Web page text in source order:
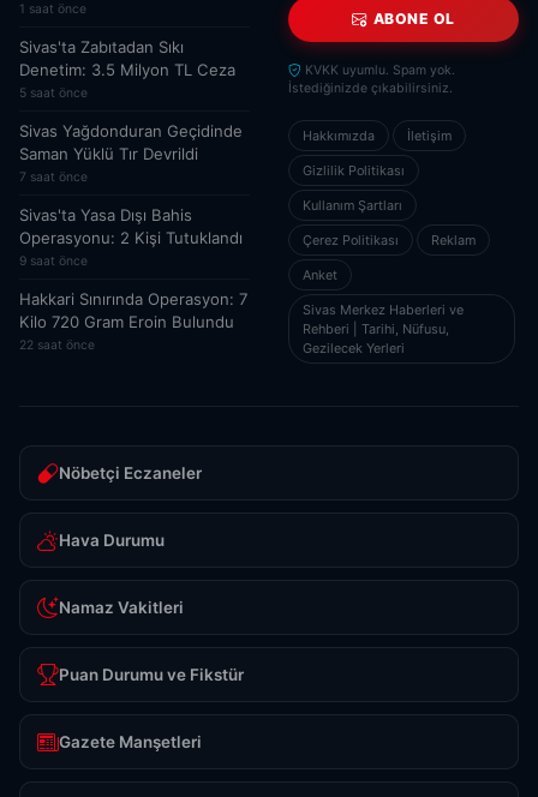
1 saat önce
Sivas'ta Zabıtadan Sıkı
Denetim: 3.5 Milyon TL Ceza
5 saat önce
Sivas Yağdonduran Geçidinde
Saman Yüklü Tır Devrildi
7 saat önce
Sivas'ta Yasa Dışı Bahis
Operasyonu: 2 Kişi Tutuklandı
9 saat önce
Hakkari Sınırında Operasyon: 7
Kilo 720 Gram Eroin Bulundu
22 saat önce
ABONE OL
KVKK uyumlu. Spam yok.
İstediğinizde çıkabilirsiniz.
Hakkımızda İletişim
Gizlilik Politikası
Kullanım Şartları
Çerez Politikası Reklam
Anket
Sivas Merkez Haberleri ve
Rehberi | Tarihi, Nüfusu,
Gezilecek Yerleri
Nöbetçi Eczaneler
Hava Durumu
Namaz Vakitleri
Puan Durumu ve Fikstür
Gazete Manşetleri